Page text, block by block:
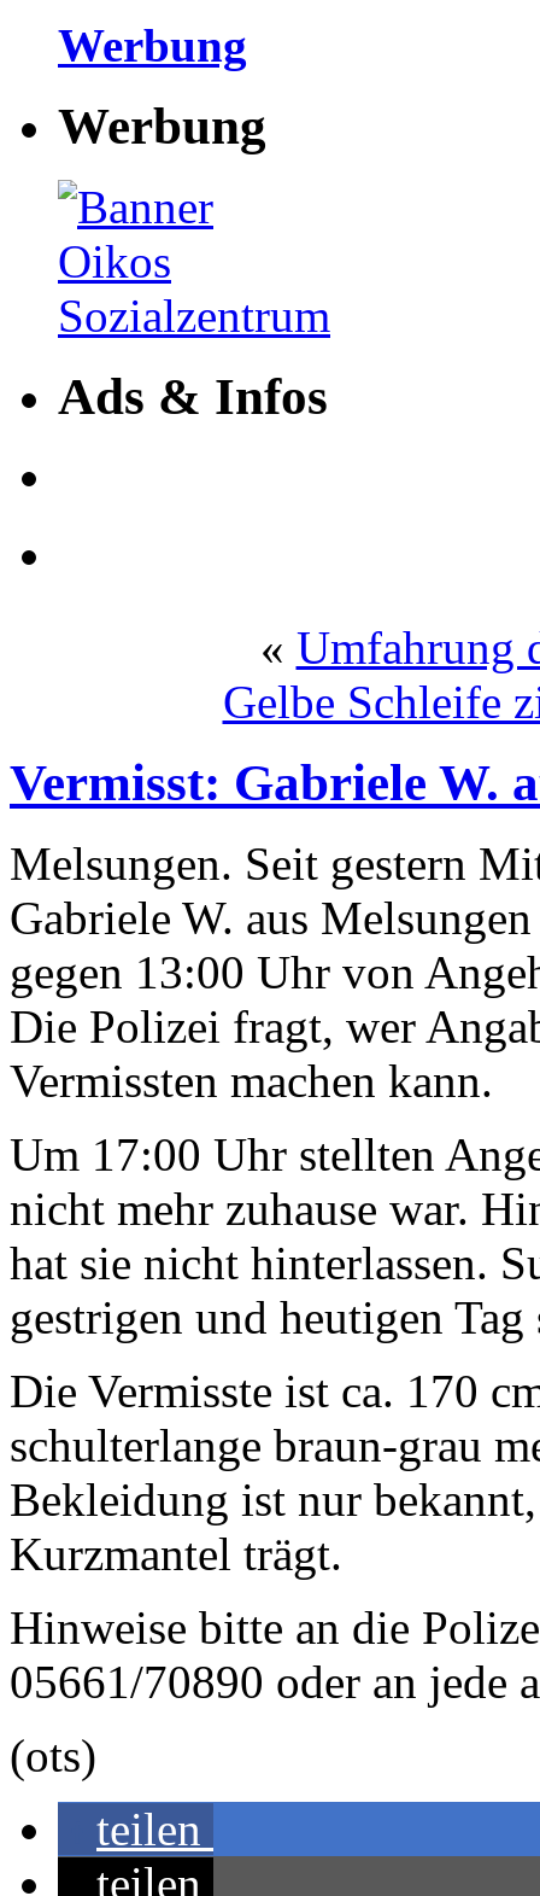
Werbung
Werbung
Ads & Infos
« Umfahrung
Gelbe Schleife
Vermisst: Gabriele W.
Melsungen. Seit gestern
Gabriele W. aus
gegen 13:00 Uhr von
Die Polizei fragt, wer
Vermissten machen kann.
Um 17:00 Uhr stellten
nicht mehr zuhause war.
hat sie nicht hinterlassen.
gestrigen und heutigen
Die Vermisste ist ca. 170
schulterlange braun-grau
Bekleidung ist nur
Kurzmantel trägt.
Hinweise bitte an die
05661/70890 oder an jede
(ots)
teilen
teilen